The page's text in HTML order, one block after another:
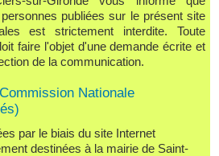
publiées sur le présent site
est strictement interdite. Toute
faire l'objet d'une demande écrite et
de la communication.
Nationale
destinées à la mairie de Saint-